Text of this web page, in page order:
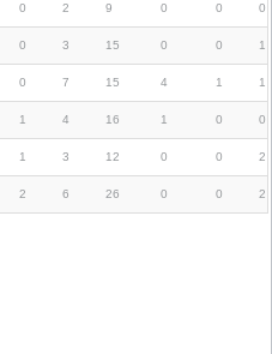
0 2 9 0 0 0
0 3 15 0 0 1
0 7 15 4 1 1
1 4 16 1 0 0
1 3 12 0 0 2
2 6 26 0 0 2